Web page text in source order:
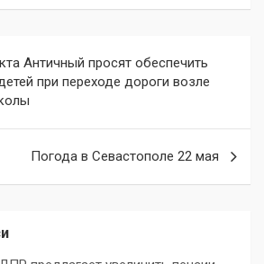
Античный просят обеспечить
при переходе дороги возле
Погода в Севастополе 22 мая